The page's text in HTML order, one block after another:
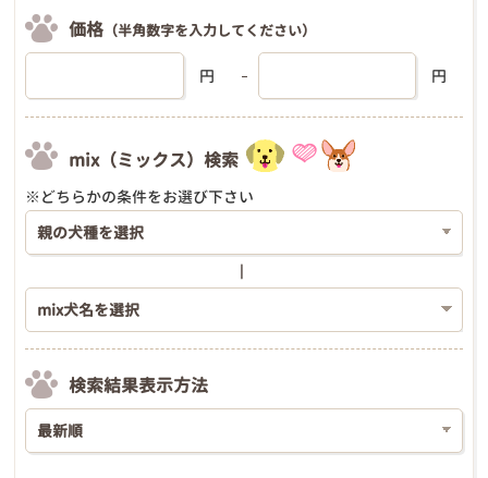
価格 （半角数字を入力してください）
円 円
mix（ミックス）検索
※どちらかの条件をお選び下さい
検索結果表示方法